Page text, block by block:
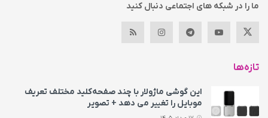
ما را در شبکه های اجتماعی دنبال کنید
تازه‌ها
این گوشی ماژولار با چند صفحه‌کلید مختلف تعریف
موبایل را تغییر می‌ دهد + تصویر